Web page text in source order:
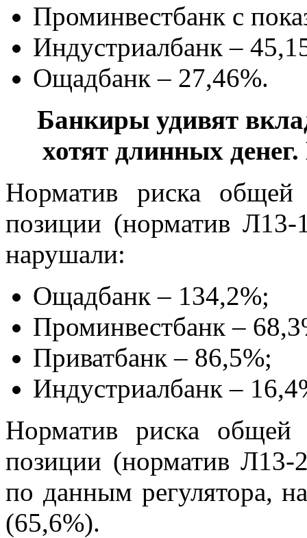
Проминвестбанк с
Индустриалбанк –
Ощадбанк – 27,46%.
Банкиры удивят
хотят длинных
Норматив риска общей
позиции (норматив
нарушали:
Ощадбанк – 134,2%;
Проминвестбанк –
Приватбанк – 86,5%;
Индустриалбанк –
Норматив риска общей
позиции (норматив
по данным регулятора,
(65,6%).